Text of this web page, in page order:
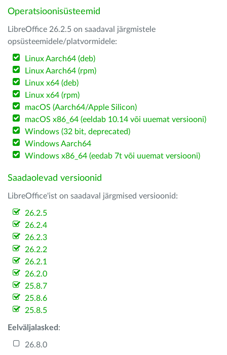
Operatsioonisüsteemid
LibreOffice 26.2.5 on saadaval järgmistele
opsüsteemidele/platvormidele:
Linux Aarch64 (deb)
Linux Aarch64 (rpm)
Linux x64 (deb)
Linux x64 (rpm)
macOS (Aarch64/Apple Silicon)
macOS x86_64 (eeldab 10.14 või uuemat versiooni)
Windows (32 bit, deprecated)
Windows Aarch64
Windows x86_64 (eedab 7t või uuemat versiooni)
Saadaolevad versioonid
LibreOffice'ist on saadaval järgmised versioonid:
26.2.5
26.2.4
26.2.3
26.2.2
26.2.1
26.2.0
25.8.7
25.8.6
25.8.5
Eelväljalasked :
26.8.0